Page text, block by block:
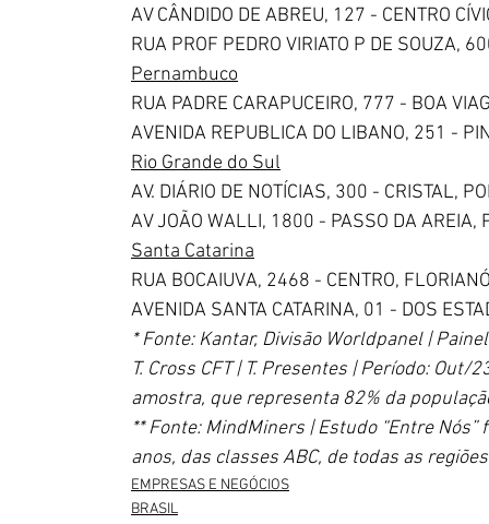
AV CÂNDIDO DE ABREU, 127 - CENTRO
RUA PROF PEDRO VIRIATO P DE SOUZA,
Pernambuco
RUA PADRE CARAPUCEIRO, 777 - BOA
AVENIDA REPUBLICA DO LIBANO, 251 -
Rio Grande do Sul
AV. DIÁRIO DE NOTÍCIAS, 300 - CRISTAL,
AV JOÃO WALLI, 1800 - PASSO DA AREIA,
Santa Catarina
RUA BOCAIUVA, 2468 - CENTRO,
AVENIDA SANTA CATARINA, 01 - DOS
* Fonte: Kantar, Divisão Worldpanel |
T. Cross CFT | T. Presentes | Período:
amostra, que representa 82% da
** Fonte: MindMiners | Estudo “Entre
anos, das classes ABC, de todas as
EMPRESAS E NEGÓCIOS
BRASIL